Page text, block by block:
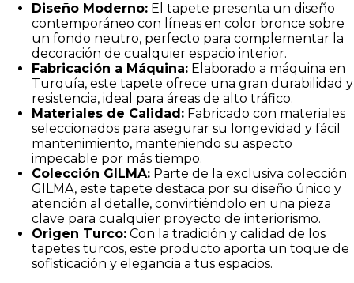
Diseño Moderno: El tapete presenta un diseño
contemporáneo con líneas en color bronce sobre
un fondo neutro, perfecto para complementar la
decoración de cualquier espacio interior.
Fabricación a Máquina: Elaborado a máquina en
Turquía, este tapete ofrece una gran durabilidad y
resistencia, ideal para áreas de alto tráfico.
Materiales de Calidad: Fabricado con materiales
seleccionados para asegurar su longevidad y fácil
mantenimiento, manteniendo su aspecto
impecable por más tiempo.
Colección GILMA: Parte de la exclusiva colección
GILMA, este tapete destaca por su diseño único y
atención al detalle, convirtiéndolo en una pieza
clave para cualquier proyecto de interiorismo.
Origen Turco: Con la tradición y calidad de los
tapetes turcos, este producto aporta un toque de
sofisticación y elegancia a tus espacios.